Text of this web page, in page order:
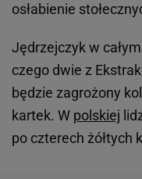
osłabienie
Jędrzejczyk w
czego dwie z
będzie zagrożony
kartek. W polskiej
po czterech żółtych